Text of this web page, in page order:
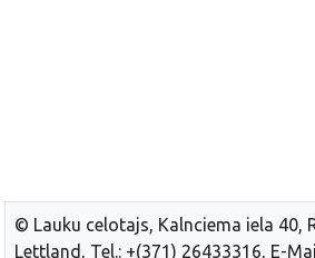
© Lauku celotajs, Kalnciema iela 40,
Lettland, Tel.: +(371) 26433316, E-